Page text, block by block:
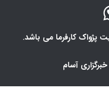
پژواک کارفرما می باشد.
آسام